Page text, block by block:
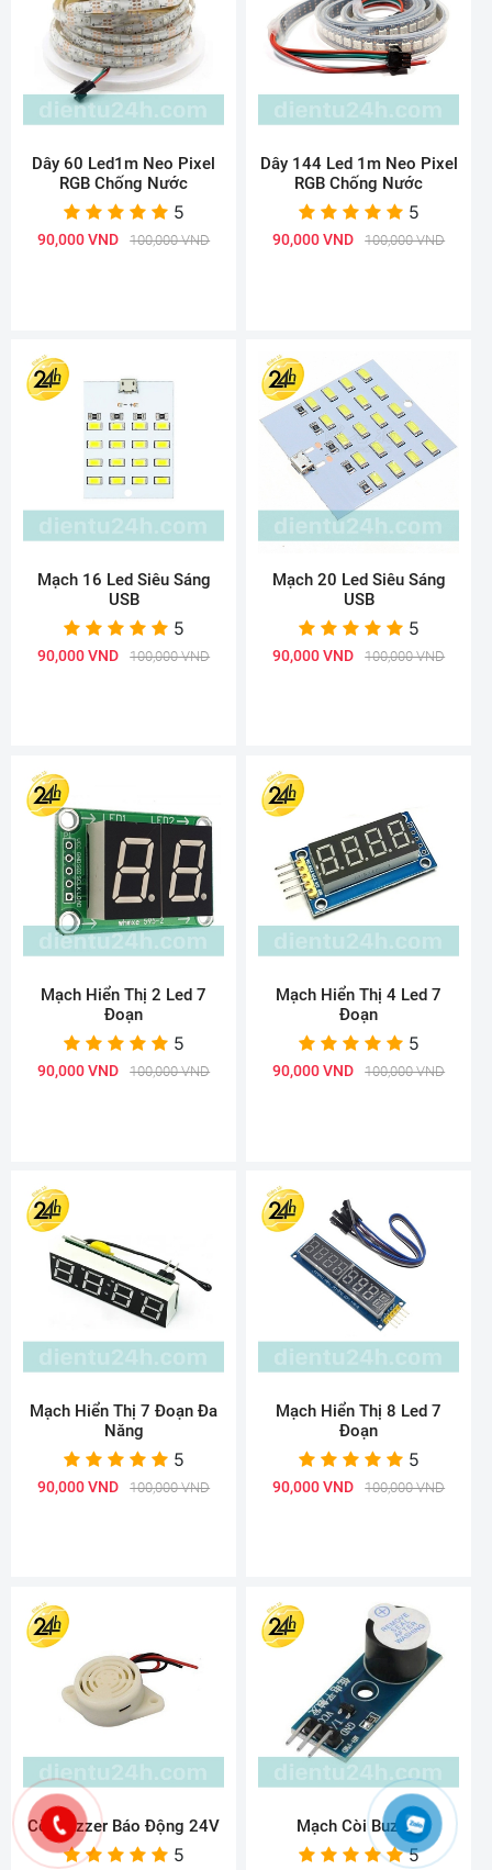
Dây 60 Led1m Neo Pixel
RGB Chống Nước
5
90,000 VND 100,000 VND
Dây 144 Led 1m Neo Pixel
RGB Chống Nước
5
90,000 VND 100,000 VND
Mạch 16 Led Siêu Sáng
USB
5
90,000 VND 100,000 VND
Mạch 20 Led Siêu Sáng
USB
5
90,000 VND 100,000 VND
Mạch Hiển Thị 2 Led 7
Đoạn
5
90,000 VND 100,000 VND
Mạch Hiển Thị 4 Led 7
Đoạn
5
90,000 VND 100,000 VND
Mạch Hiển Thị 7 Đoạn Đa
Năng
5
90,000 VND 100,000 VND
Mạch Hiển Thị 8 Led 7
Đoạn
5
90,000 VND 100,000 VND
Còi Buzzer Báo Động 24V
5
Mạch Còi Buzzer
5